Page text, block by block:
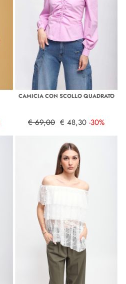
CAMICIA CON SCOLLO QUADRATO
€ 69,00 € 48,30 -30%